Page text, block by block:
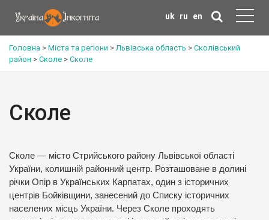
uk ru en
Головна > Міста та регіони >Львівська область > Сколівський
район > Сколе > Сколе
Сколе
Сколе — місто Стрийського району Львівської області
України, колишній районний центр. Розташоване в долині
річки Опір в Українських Карпатах, один з історичних
центрів Бойківщини, занесений до Списку історичних
населених місць України. Через Сколе проходять